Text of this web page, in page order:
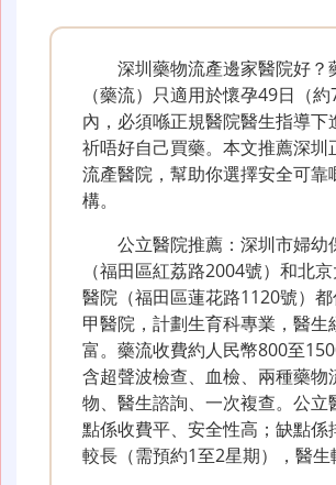
深圳藥物流產邊家醫院好？
（藥流）只適用於懷孕49日（約
內，必須喺正規醫院醫生指導下
祈唔好自己買藥。本文推薦深圳
流產醫院，幫助你選擇安全可靠
構。
公立醫院推薦：深圳市婦幼
（福田區紅荔路2004號）和北
醫院（福田區蓮花路1120號）
甲醫院，計劃生育科專業，醫生
富。藥流收費約人民幣800至
含超聲波檢查、血檢、兩種藥物
物、醫生諮詢、一次複查。公立
點係收費平、安全性高；缺點係
較長（需預約1至2星期），醫生